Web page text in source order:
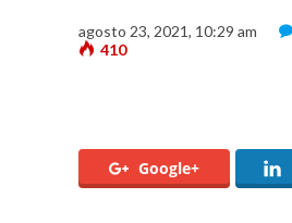
agosto 23, 2021, 10:29 am
410
Google+